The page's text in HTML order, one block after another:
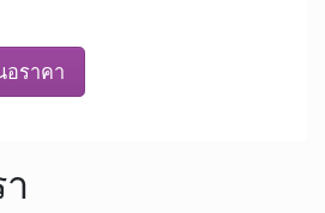
อราคา